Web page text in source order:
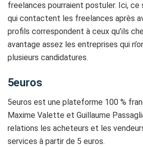
freelances pourraient postuler. Ici,
qui contactent les freelances après
profils correspondent à ceux qu’ils
avantage assez les entreprises qui
plusieurs candidatures.
5euros
5euros est une plateforme 100 %
Maxime Valette et Guillaume
relations les acheteurs et les
services à partir de 5 euros.